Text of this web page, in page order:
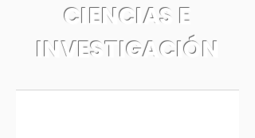
CIENCIAS E
INVESTIGACIÓN